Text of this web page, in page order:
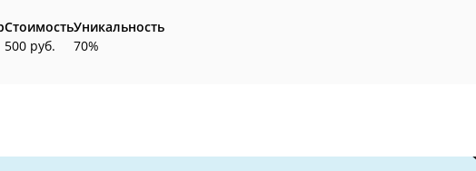
Стоимость
500 руб.
Уникальность
70%